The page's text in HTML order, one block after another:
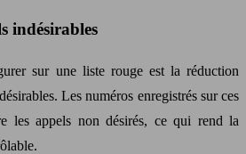
indésirables
sur une liste rouge est la réduction
Les numéros enregistrés sur ces
les appels non désirés, ce qui rend la